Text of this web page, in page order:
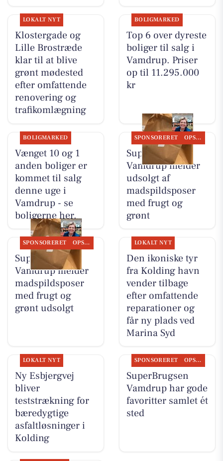
LOKALT NYT
Klostergade og
Lille Brostræde
klar til at blive
grønt mødested
efter omfattende
renovering og
trafikomlægning
BOLIGMARKED
Top 6 over dyreste
boliger til salg i
Vamdrup. Priser
op til 11.295.000
kr
BOLIGMARKED
Vænget 10 og 1
anden boliger er
kommet til salg
denne uge i
Vamdrup - se
boligerne her.
SPONSORERET OPSLAGSTAVLEN
SuperBrugsen
Vamdrup melder
udsolgt af
madspildsposer
med frugt og
grønt
SPONSORERET OPSLAGSTAVLEN
SuperBrugsen
Vamdrup melder
madspildsposer
med frugt og
grønt udsolgt
LOKALT NYT
Den ikoniske tyr
fra Kolding havn
vender tilbage
efter omfattende
reparationer og
får ny plads ved
Marina Syd
LOKALT NYT
Ny Esbjergvej
bliver
teststrækning for
bæredygtige
asfaltløsninger i
Kolding
SPONSORERET OPSLAGSTAVLEN
SuperBrugsen
Vamdrup har gode
favoritter samlet ét
sted